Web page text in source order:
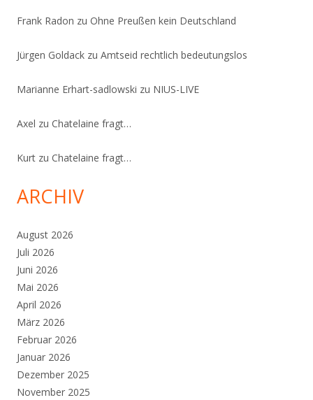
Frank Radon zu Ohne Preußen kein Deutschland
Jürgen Goldack zu Amtseid rechtlich bedeutungslos
Marianne Erhart-sadlowski zu NIUS-LIVE
Axel zu Chatelaine fragt…
Kurt zu Chatelaine fragt…
ARCHIV
August 2026
Juli 2026
Juni 2026
Mai 2026
April 2026
März 2026
Februar 2026
Januar 2026
Dezember 2025
November 2025